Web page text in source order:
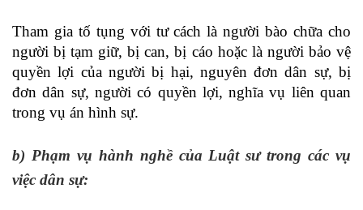
Tham gia tố tụng với tư cách là người bào chữa cho
người bị tạm giữ, bị can, bị cáo hoặc là người bảo vệ
quyền lợi của người bị hại, nguyên đơn dân sự, bị
đơn dân sự, người có quyền lợi, nghĩa vụ liên quan
trong vụ án hình sự.
b) Phạm vụ hành nghề của Luật sư trong các vụ
việc dân sự: